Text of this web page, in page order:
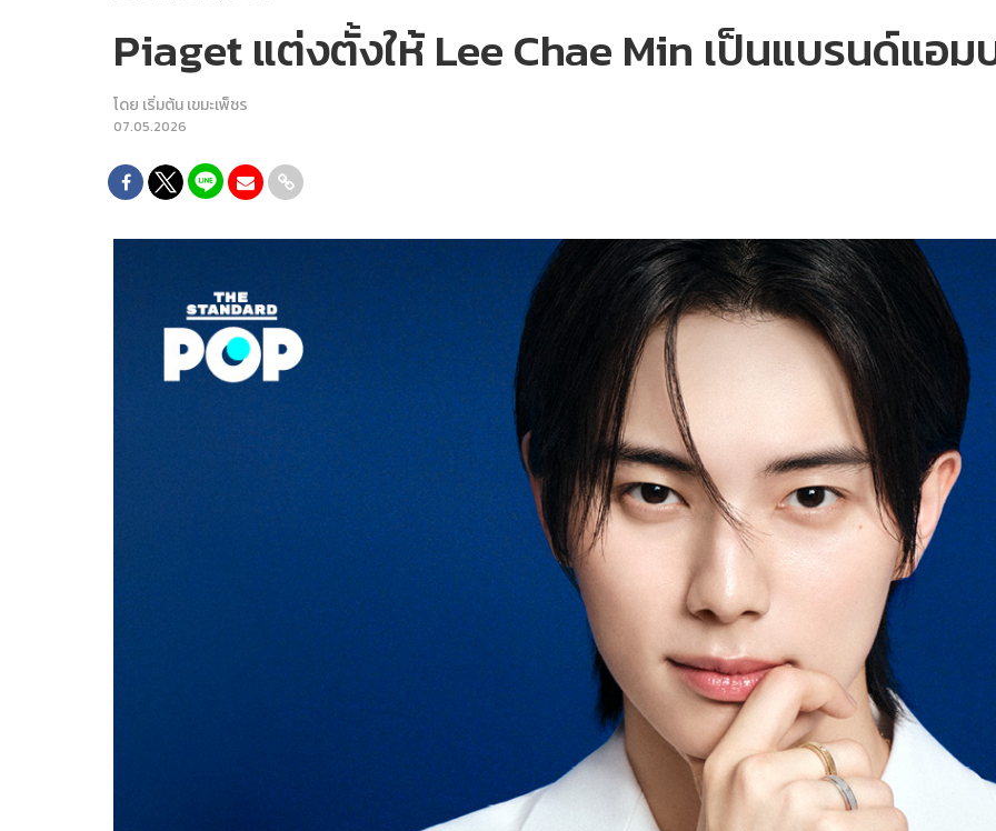
Piaget แต่งตั้งให้ Lee Chae Min เป็นแบรนด์แอ
โดย เริ่มต้น เขมะเพ็ชร
07.05.2026